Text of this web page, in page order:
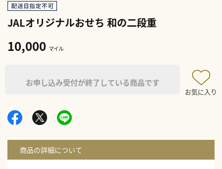
JALオリジナルおせち 和の二段重
10,000 マイル
お申し込み受付が終了している商品です
お気に入り